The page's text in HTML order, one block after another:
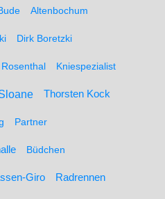
Altenbochum
Dirk Boretzki
Rosenthal Kniespezialist
Thorsten Kock
Partner
Büdchen
Giro Radrennen